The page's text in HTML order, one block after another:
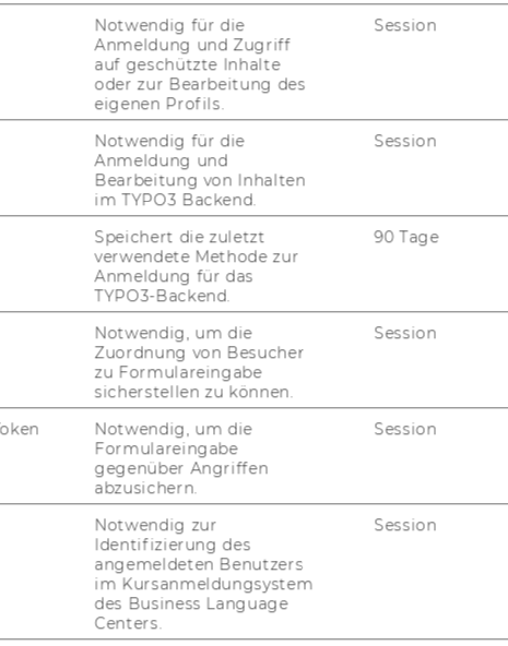
Department für Marketing
Gebäude D2, Eingang A, 1. und 2.
OG
Welthandelsplatz 1
1020 Wien
Österreich
https://www.wu.ac.at/marketing
NewsletterBluesky ACCREDITED BY:
Notwendig für die
Anmeldung und Zugriff
auf geschützte Inhalte
oder zur Bearbeitung des
eigenen Profils.
Session
Notwendig für die
Anmeldung und
Bearbeitung von Inhalten
im TYPO3 Backend.
Session
Speichert die zuletzt
verwendete Methode zur
Anmeldung für das
TYPO3-Backend.
90 Tage
Notwendig, um die
Zuordnung von Besucher
zu Formulareingabe
sicherstellen zu können.
Session
Notwendig, um die
Formulareingabe
gegenüber Angriffen
abzusichern.
Session
Notwendig zur
Identifizierung des
angemeldeten Benutzers
im Kursanmeldungsystem
des Business Language
Centers.
Session